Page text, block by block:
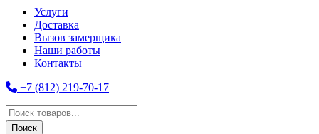
Услуги
Доставка
Вызов замерщика
Наши работы
Контакты
+7 (812) 219-70-17
Поиск
товаров
Поиск